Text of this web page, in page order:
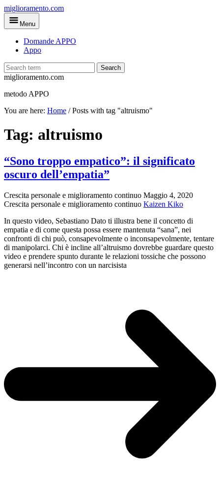
Skip
to
main
miglioramento.com
Menu
Domande APPO
Appo
Search
miglioramento.com
metodo APPO
You are here: Home /Posts with tag "altruismo"
Tag: altruismo
“Sono troppo empatico”: il significato
oscuro dell’empatia”
Crescita personale e miglioramento continuo Maggio 4, 2020
Crescita personale e miglioramento continuo Kaizen Kiko
In questo video, Sebastiano Dato ti illustra bene il concetto di
empatia e di come questa possa essere mantenuta “sana”, nei
confronti di chi può, consapevolmente o inconsapevolmente, tentare
di manipolarci. Chi è incline all’altruismo dovrebbe guardare questo
video e prendere spunto durante le relazioni tossiche che possono
generarsi nell’incontro con un narcisista